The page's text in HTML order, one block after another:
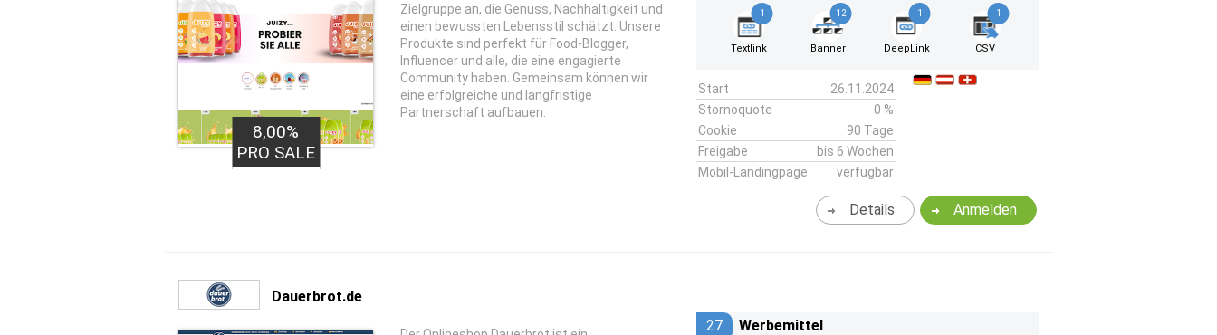
8,00%
PRO SALE
Zielgruppe an, die Genuss, Nachhaltigkeit und
einen bewussten Lebensstil schätzt. Unsere
Produkte sind perfekt für Food-Blogger,
Influencer und alle, die eine engagierte
Community haben. Gemeinsam können wir
eine erfolgreiche und langfristige
Partnerschaft aufbauen.
1
Textlink
12
Banner
1
DeepLink
1
CSV
Start
26.11.2024
Stornoquote
0 %
Cookie
90 Tage
Freigabe
bis 6 Wochen
Mobil-Landingpage
verfügbar
Anmelden
Details
Dauerbrot.de
27 Werbemittel